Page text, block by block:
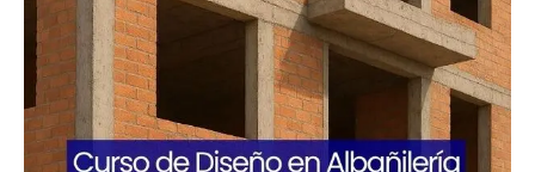
Armada
con
ETABS/SAP2000
ED004